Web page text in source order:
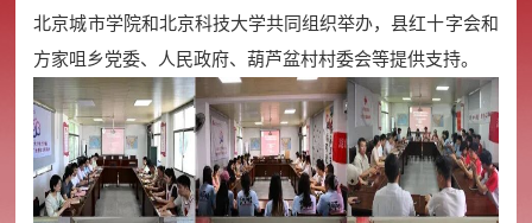
北京城市学院和北京科技大学共同组织举办，县红十字会和
方家咀乡党委、人民政府、葫芦盆村村委会等提供支持。